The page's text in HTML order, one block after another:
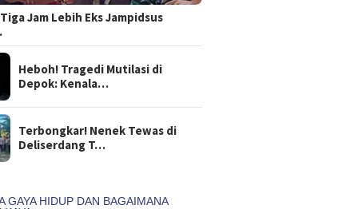
Jam Lebih Eks Jampidsus
Heboh! Tragedi Mutilasi di
Depok: Kenala…
Terbongkar! Nenek Tewas di
Deliserdang T…